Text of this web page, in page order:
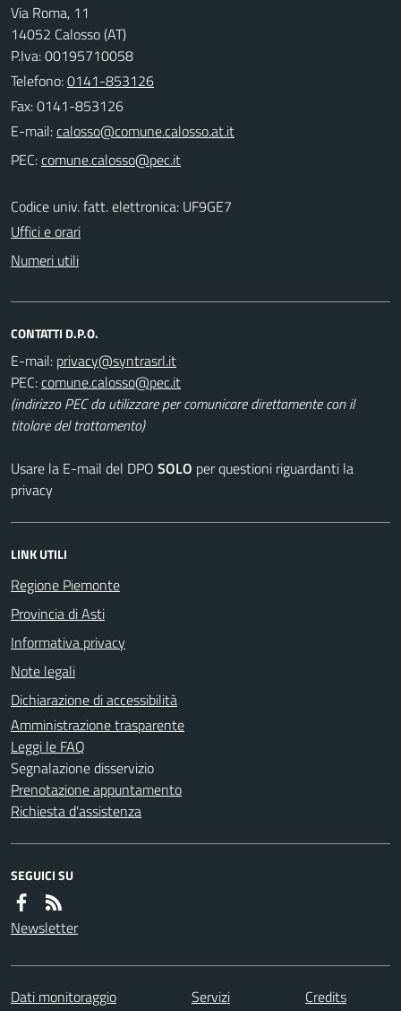
Via Roma, 11
14052 Calosso (AT)
P.Iva: 00195710058
Telefono:0141-853126
Fax: 0141-853126
E-mail:
PEC:
Codice univ. fatt. elettronica: UF9GE7
Uffici e orari
Numeri utili
CONTATTI D.P.O.
E-mail:
PEC:
(indirizzo PEC da utilizzare per comunicare direttamente con il
titolare del trattamento)
Usare la E-mail del DPO SOLO per questioni riguardanti la
privacy
LINK UTILI
Regione Piemonte
Provincia di Asti
Informativa privacy
Note legali
Dichiarazione di accessibilità
Amministrazione trasparente
Leggi le FAQ
Segnalazione disservizio
Prenotazione appuntamento
Richiesta d'assistenza
SEGUICI SU
Newsletter
Dati monitoraggio Servizi
Credits